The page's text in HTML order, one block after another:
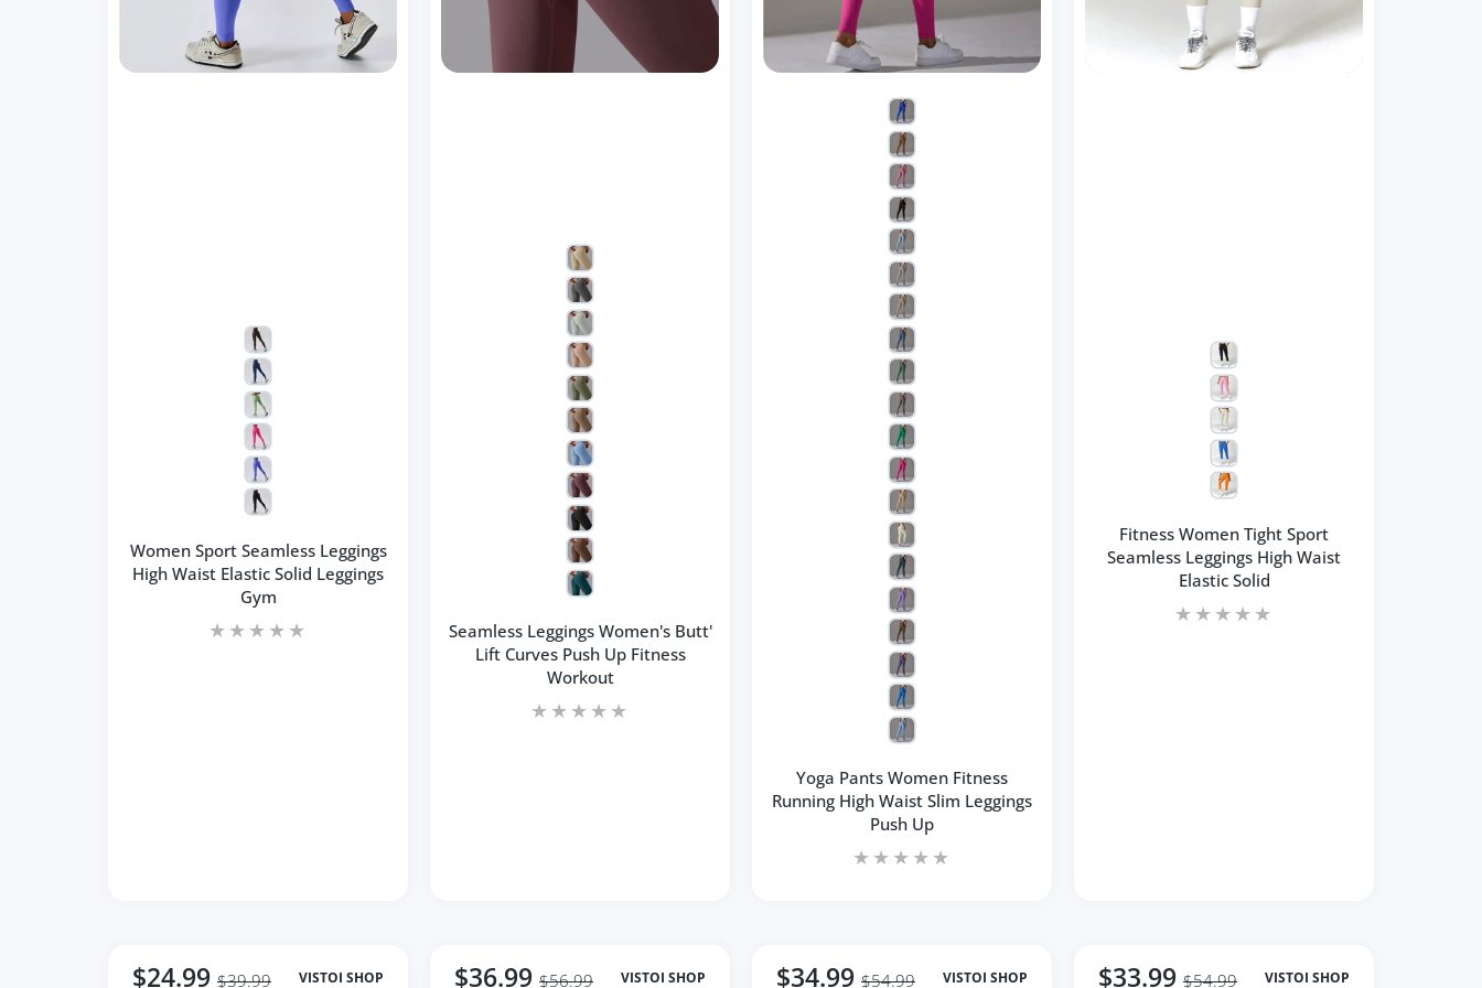
Fitness Women Tight Sport
Seamless Leggings High Waist
Elastic Solid
Yoga Pants Women Fitness
Running High Waist Slim Leggings
Push Up
Seamless Leggings Women's Butt'
Lift Curves Push Up Fitness
Workout
Women Sport Seamless Leggings
High Waist Elastic Solid Leggings
Gym
VISTOI SHOP
$33.99 $54.99
VISTOI SHOP
$34.99 $54.99
VISTOI SHOP
$36.99 $56.99
VISTOI SHOP
$24.99 $39.99